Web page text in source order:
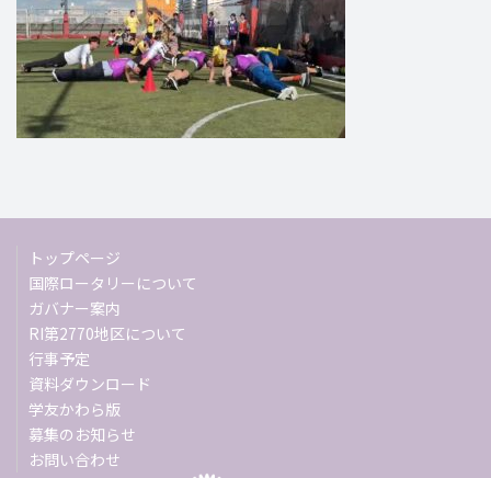
トップページ
国際ロータリーについて
ガバナー案内
RI第2770地区について
行事予定
資料ダウンロード
学友かわら版
募集のお知らせ
お問い合わせ